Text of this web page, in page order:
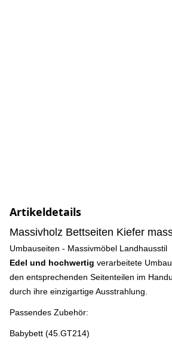
Artikeldetails
Massivholz Bettseiten Kiefer
Umbauseiten - Massivmöbel Landhausstil
Edel und hochwertig verarbeitete
den entsprechenden Seitenteilen im
durch ihre einzigartige Ausstrahlung.
Passendes Zubehör:
Babybett (45.GT214)